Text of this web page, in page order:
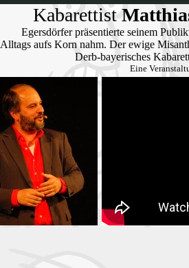
Kabarettist
Egersdörfer präsentierte seinem
Alltags aufs Korn nahm. Der ewige
Derb-bayerisches
Eine